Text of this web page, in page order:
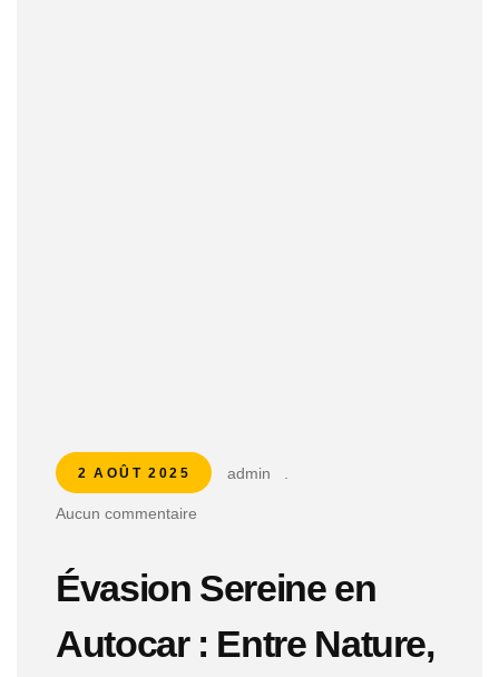
2 AOÛT 2025 admin
Aucun commentaire
Évasion Sereine en
Autocar : Entre Nature,